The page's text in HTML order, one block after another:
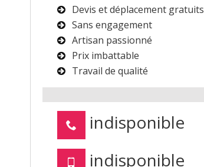
Devis et déplacement gratuits
Sans engagement
Artisan passionné
Prix imbattable
Travail de qualité
indisponible
indisponible